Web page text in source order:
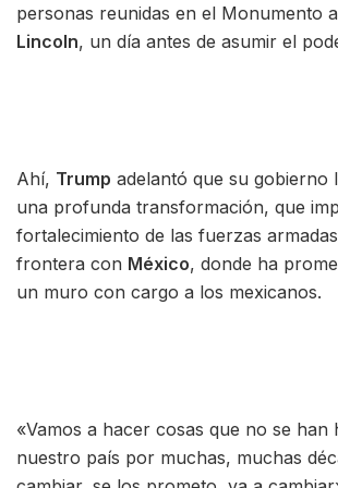
personas reunidas en el Monumento a
Lincoln, un día antes de asumir el
Ahí, Trump adelantó que su gobierno
una profunda transformación, que
fortalecimiento de las fuerzas
frontera con México, donde ha
un muro con cargo a los mexicanos.
«Vamos a hacer cosas que no se han
nuestro país por muchas, muchas